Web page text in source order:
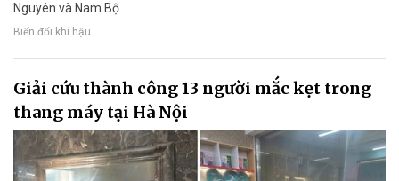
Nguyên và Nam Bộ.
Biến đổi khí hậu
Giải cứu thành công 13 người mắc kẹt trong
thang máy tại Hà Nội